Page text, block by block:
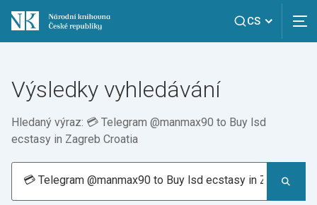
CS
Výsledky vyhledávání
Hledaný výraz: 💳 Telegram @manmax90 to Buy lsd
ecstasy in Zagreb Croatia